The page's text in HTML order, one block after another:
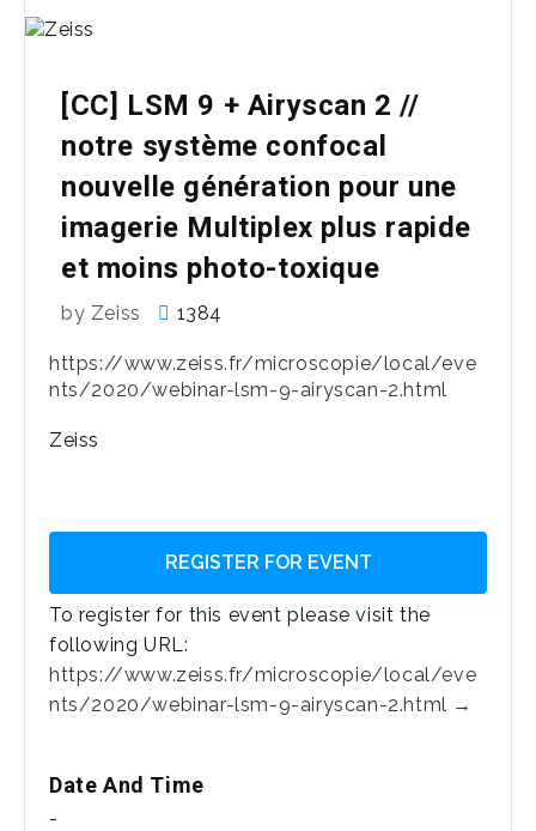
[CC] LSM 9 + Airyscan 2 //
notre système confocal
nouvelle génération pour une
imagerie Multiplex plus rapide
et moins photo-toxique
by Zeiss 1384
https://www.zeiss.fr/microscopie/local/eve
nts/2020/webinar-lsm-9-airyscan-2.html
Zeiss
REGISTER FOR EVENT
To register for this event please visit the
following URL:
https://www.zeiss.fr/microscopie/local/eve
nts/2020/webinar-lsm-9-airyscan-2.html →
Date And Time
-